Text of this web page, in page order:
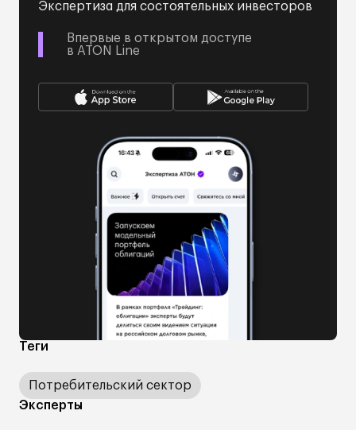
Теги
Потребительский сектор
Эксперты
Экспертиза для состоятельных инвесторов
Впервые в открытом доступе
в ATON Line